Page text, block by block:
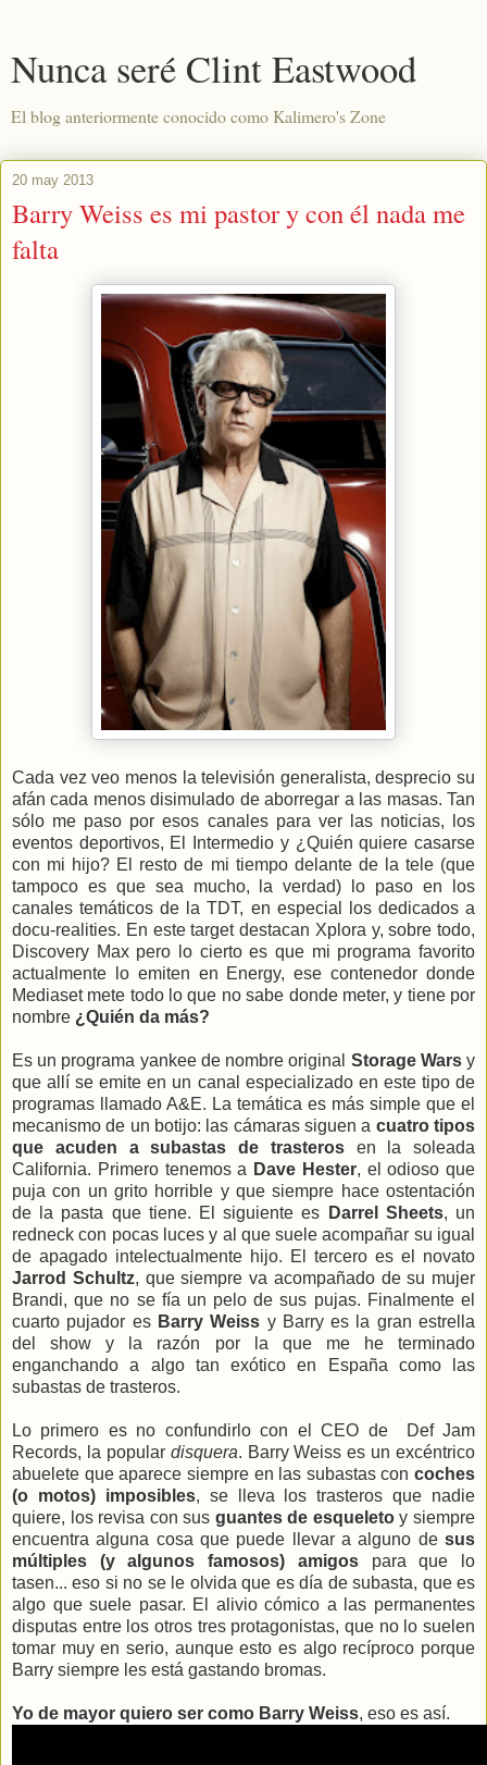
Nunca seré Clint Eastwood
El blog anteriormente conocido como Kalimero's Zone
20 may 2013
Barry Weiss es mi pastor y con él nada me
falta
Cada vez veo menos la televisión generalista, desprecio su
afán cada menos disimulado de aborregar a las masas. Tan
sólo me paso por esos canales para ver las noticias, los
eventos deportivos, El Intermedio y ¿Quién quiere casarse
con mi hijo? El resto de mi tiempo delante de la tele (que
tampoco es que sea mucho, la verdad) lo paso en los
canales temáticos de la TDT, en especial los dedicados a
docu-realities. En este target destacan Xplora y, sobre todo,
Discovery Max pero lo cierto es que mi programa favorito
actualmente lo emiten en Energy, ese contenedor donde
Mediaset mete todo lo que no sabe donde meter, y tiene por
nombre ¿Quién da más?
Es un programa yankee de nombre original Storage Warsy
que allí se emite en un canal especializado en este tipo de
programas llamado A&E. La temática es más simple que el
mecanismo de un botijo: las cámaras siguen a cuatro tipos
que acuden a subastas de trasterosen la soleada
California. Primero tenemos a Dave Hester, el odioso que
puja con un grito horrible y que siempre hace ostentación
de la pasta que tiene. El siguiente es
Darrel Sheets, un
redneck con pocas luces y al que suele acompañar su igual
de apagado intelectualmente hijo. El tercero es el novato
Jarrod Schultz, que siempre va acompañado de su mujer
Brandi, que no se fía un pelo de sus pujas. Finalmente el
cuarto pujador es Barry Weiss y Barry es la gran estrella
del show y la razón por la que me he terminado
enganchando a algo tan exótico en España como las
subastas de trasteros.
Lo primero es no confundirlo con el CEO de Def Jam
Records, la popular disquera. Barry Weiss es un excéntrico
abuelete que aparece siempre en las subastas con coches
(o motos) imposibles, se lleva los trasteros que nadie
quiere, los revisa con sus guantes de esqueletoy siempre
encuentra alguna cosa que puede llevar a alguno de sus
múltiples (y algunos famosos) amigospara que lo
tasen... eso si no se le olvida que es día de subasta, que es
algo que suele pasar. El alivio cómico a las permanentes
disputas entre los otros tres protagonistas, que no lo suelen
tomar muy en serio, aunque esto es algo recíproco porque
Barry siempre les está gastando bromas.
Yo de mayor quiero ser como Barry Weiss, eso es así.